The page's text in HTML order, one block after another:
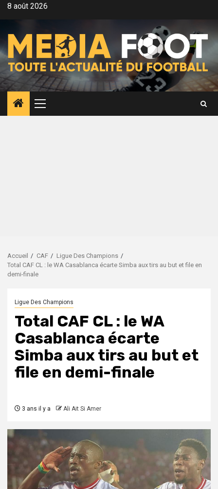
Aller8 août 2026
Menu
principal
Accueil CAF
Ligue Des Champions
Total CAF CL : le WA Casablanca écarte Simba aux tirs au but et file en
demi-finale
Ligue Des Champions
Total CAF CL : le WA
Casablanca écarte
Simba aux tirs au but et
file en demi-finale
3 ans il y a Ali Ait Si Amer